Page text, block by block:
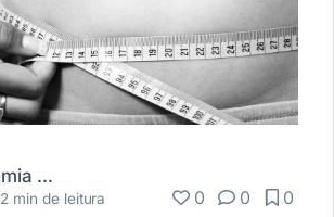
Academia Médica
2 min de leitura 0 0 0